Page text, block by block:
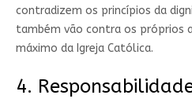
contradizem os princípios da
também vão contra os próprios
máximo da Igreja Católica.
4.⁠